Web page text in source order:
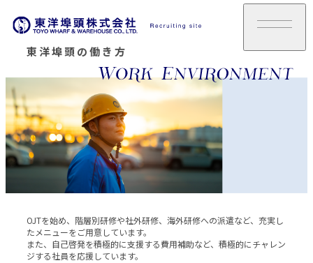
東洋埠頭の働き方
OJTを始め、階層別研修や社外研修、海外研修への派遣など、充実し
たメニューをご用意しています。
また、自己啓発を積極的に支援する費用補助など、積極的にチャレン
ジする社員を応援しています。